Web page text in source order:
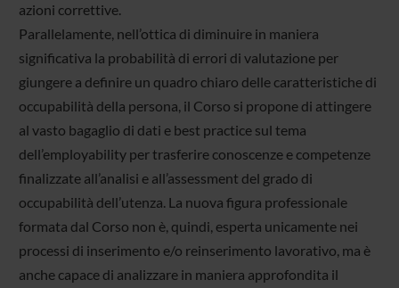
azioni correttive.
Parallelamente, nell’ottica di diminuire in maniera
significativa la probabilità di errori di valutazione per
giungere a definire un quadro chiaro delle caratteristiche di
occupabilità della persona, il Corso si propone di attingere
al vasto bagaglio di dati e best practice sul tema
dell’employability per trasferire conoscenze e competenze
finalizzate all’analisi e all’assessment del grado di
occupabilità dell’utenza. La nuova figura professionale
formata dal Corso non è, quindi, esperta unicamente nei
processi di inserimento e/o reinserimento lavorativo, ma è
anche capace di analizzare in maniera approfondita il